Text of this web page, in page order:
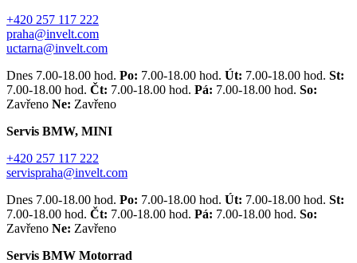
+420 257 117 222
praha@invelt.com
uctarna@invelt.com
Dnes 7.00-18.00 hod. Po: 7.00-18.00 hod. Út: 7.00-18.00 hod. St:
7.00-18.00 hod. Čt: 7.00-18.00 hod. Pá: 7.00-18.00 hod. So:
Zavřeno Ne: Zavřeno
Servis BMW, MINI
+420 257 117 222
servispraha@invelt.com
Dnes 7.00-18.00 hod. Po: 7.00-18.00 hod. Út: 7.00-18.00 hod. St:
7.00-18.00 hod. Čt: 7.00-18.00 hod. Pá: 7.00-18.00 hod. So:
Zavřeno Ne: Zavřeno
Servis BMW Motorrad